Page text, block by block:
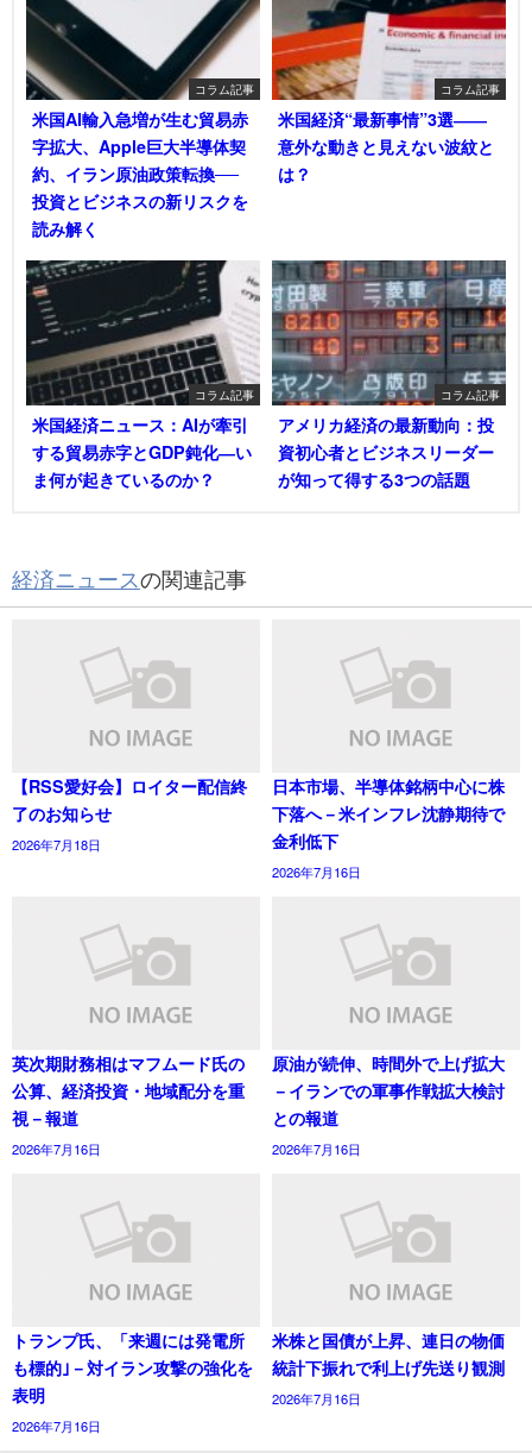
コラム記事
米国AI輸入急増が生む貿易赤
字拡大、Apple巨大半導体契
約、イラン原油政策転換──
投資とビジネスの新リスクを
読み解く
コラム記事
米国経済“最新事情”3選――
意外な動きと見えない波紋と
は？
コラム記事
米国経済ニュース：AIが牽引
する貿易赤字とGDP鈍化―い
ま何が起きているのか？
コラム記事
アメリカ経済の最新動向：投
資初心者とビジネスリーダー
が知って得する3つの話題
経済ニュースの関連記事
【RSS愛好会】ロイター配信終
了のお知らせ
2026年7月18日
日本市場、半導体銘柄中心に株
下落へ－米インフレ沈静期待で
金利低下
2026年7月16日
英次期財務相はマフムード氏の
公算、経済投資・地域配分を重
視－報道
2026年7月16日
原油が続伸、時間外で上げ拡大
－イランでの軍事作戦拡大検討
との報道
2026年7月16日
トランプ氏、「来週には発電所
も標的｣－対イラン攻撃の強化を
表明
2026年7月16日
米株と国債が上昇、連日の物価
統計下振れで利上げ先送り観測
2026年7月16日